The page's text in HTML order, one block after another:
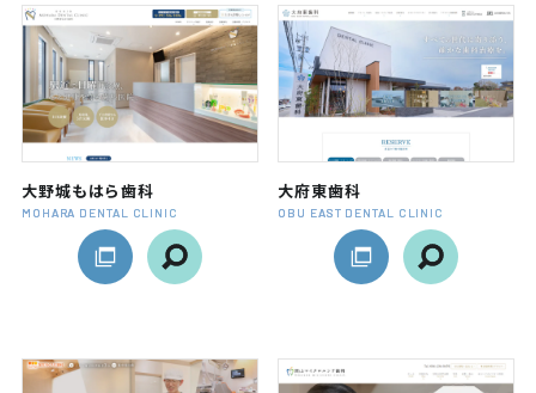
大野城もはら歯科
MOHARA DENTAL CLINIC
大府東歯科
OBU EAST DENTAL CLINIC